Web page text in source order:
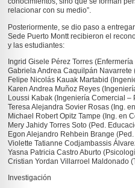
relacionar con su medio”.
Posteriormente, se dio paso a
Sede Puerto Montt recibieron el
y las estudiantes:
Ingrid Gisele Pérez Torres
Gabriela Andrea Caquilpán Navarrete
Felipe Nicolás Kauak Martabid
Karen Andrea Muñoz Reyes
Loussi Kabak (Ingeniería Comercial –
Teresa Alejandra Sovier Rosas (Ing.
Michael Robert Opitz Tampe (Ing. en
Mery Jahidy Torres Soto (Ped.
Egon Alejandro Rehbein Brange
Violette Tatianne Codjambassis
Yasna Patricia Castro Aburto
Cristian Yordan Villarroel Maldonado
Investigación